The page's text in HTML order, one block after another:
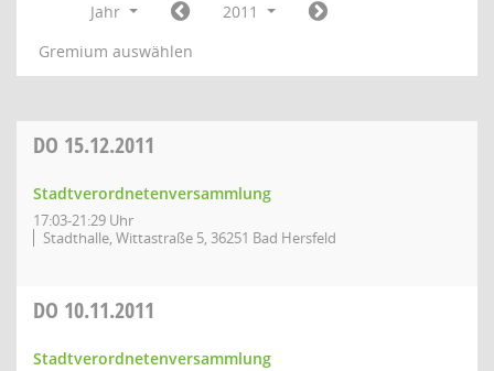
Jahr
2011
Gremium auswählen
DO 15.12.2011
Stadtverordnetenversammlung
17:03-21:29 Uhr
Stadthalle, Wittastraße 5, 36251 Bad Hersfeld
DO 10.11.2011
Stadtverordnetenversammlung